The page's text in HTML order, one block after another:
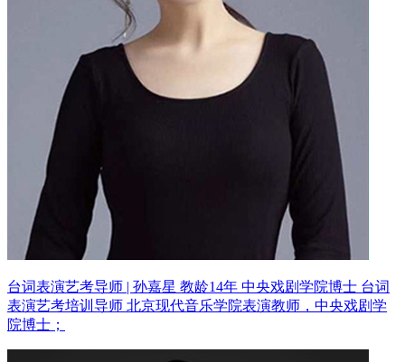
台词表演艺考导师 | 孙嘉星 教龄14年 中央戏剧学院博士 台词
表演艺考培训导师 北京现代音乐学院表演教师，中央戏剧学
院博士；